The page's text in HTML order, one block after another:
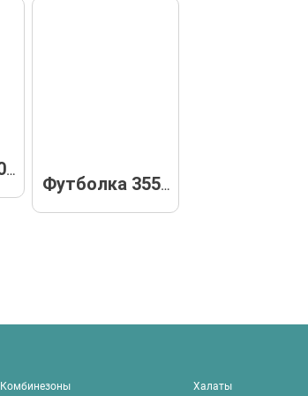
Костюм 37040
Футболка 35534
Комбинезоны Халаты